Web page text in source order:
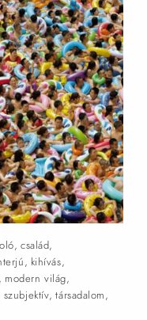
,család,
, kihívás,
, modern világ,
szubjektív,társadalom,